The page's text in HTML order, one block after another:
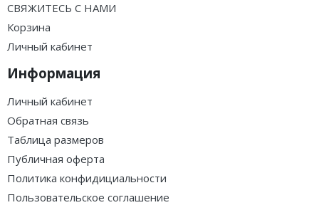
СВЯЖИТЕСЬ С НАМИ
Корзина
Личный кабинет
Информация
Личный кабинет
Обратная связь
Таблица размеров
Публичная оферта
Политика конфидициальности
Пользовательское соглашение